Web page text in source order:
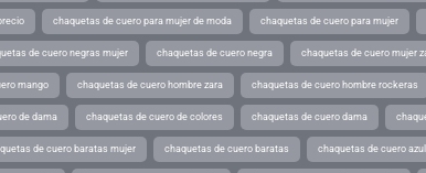
chaquetas de cuero para mujer de moda chaquetas de cuero para mujer
de cuero negras mujer chaquetas de cuero negra chaquetas de cuero mujer
mango chaquetas de cuero hombre zara chaquetas de cuero hombre rockeras
de dama chaquetas de cuero de colores chaquetas de cuero dama
de cuero baratas mujer chaquetas de cuero baratas chaquetas de cuero azul